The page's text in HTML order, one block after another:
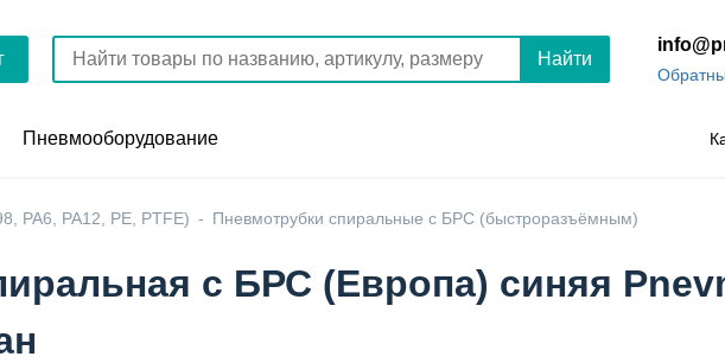
Найти
Пневмооборудование
PA6, PA12, PE, PTFE) Пневмотрубки спиральные с БРС (быстроразъёмным)
с БРС (Европа) синяя